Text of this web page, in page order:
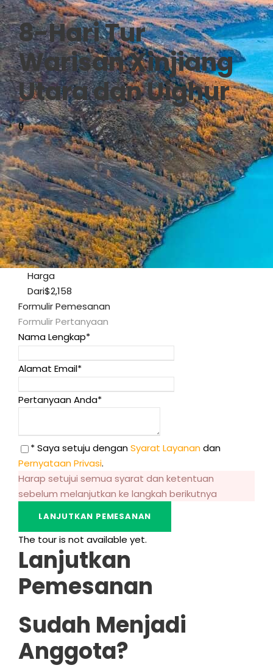
8-Hari Tur
Warisan Xinjiang
Utara dan Uighur
0
Harga
Dari$2,158
Formulir Pemesanan
Formulir Pertanyaan
Nama Lengkap*
Alamat Email*
Pertanyaan Anda*
* Saya setuju denganSyarat Layanandan
Pernyataan Privasi.
Harap setujui semua syarat dan ketentuan
sebelum melanjutkan ke langkah berikutnya
The tour is not available yet.
Lanjutkan
Pemesanan
Sudah Menjadi
Anggota?